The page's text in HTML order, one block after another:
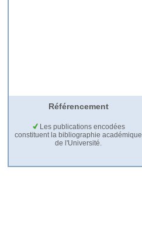
Référencement
Les publications encodées
constituent la bibliographie académique
de l'Université.